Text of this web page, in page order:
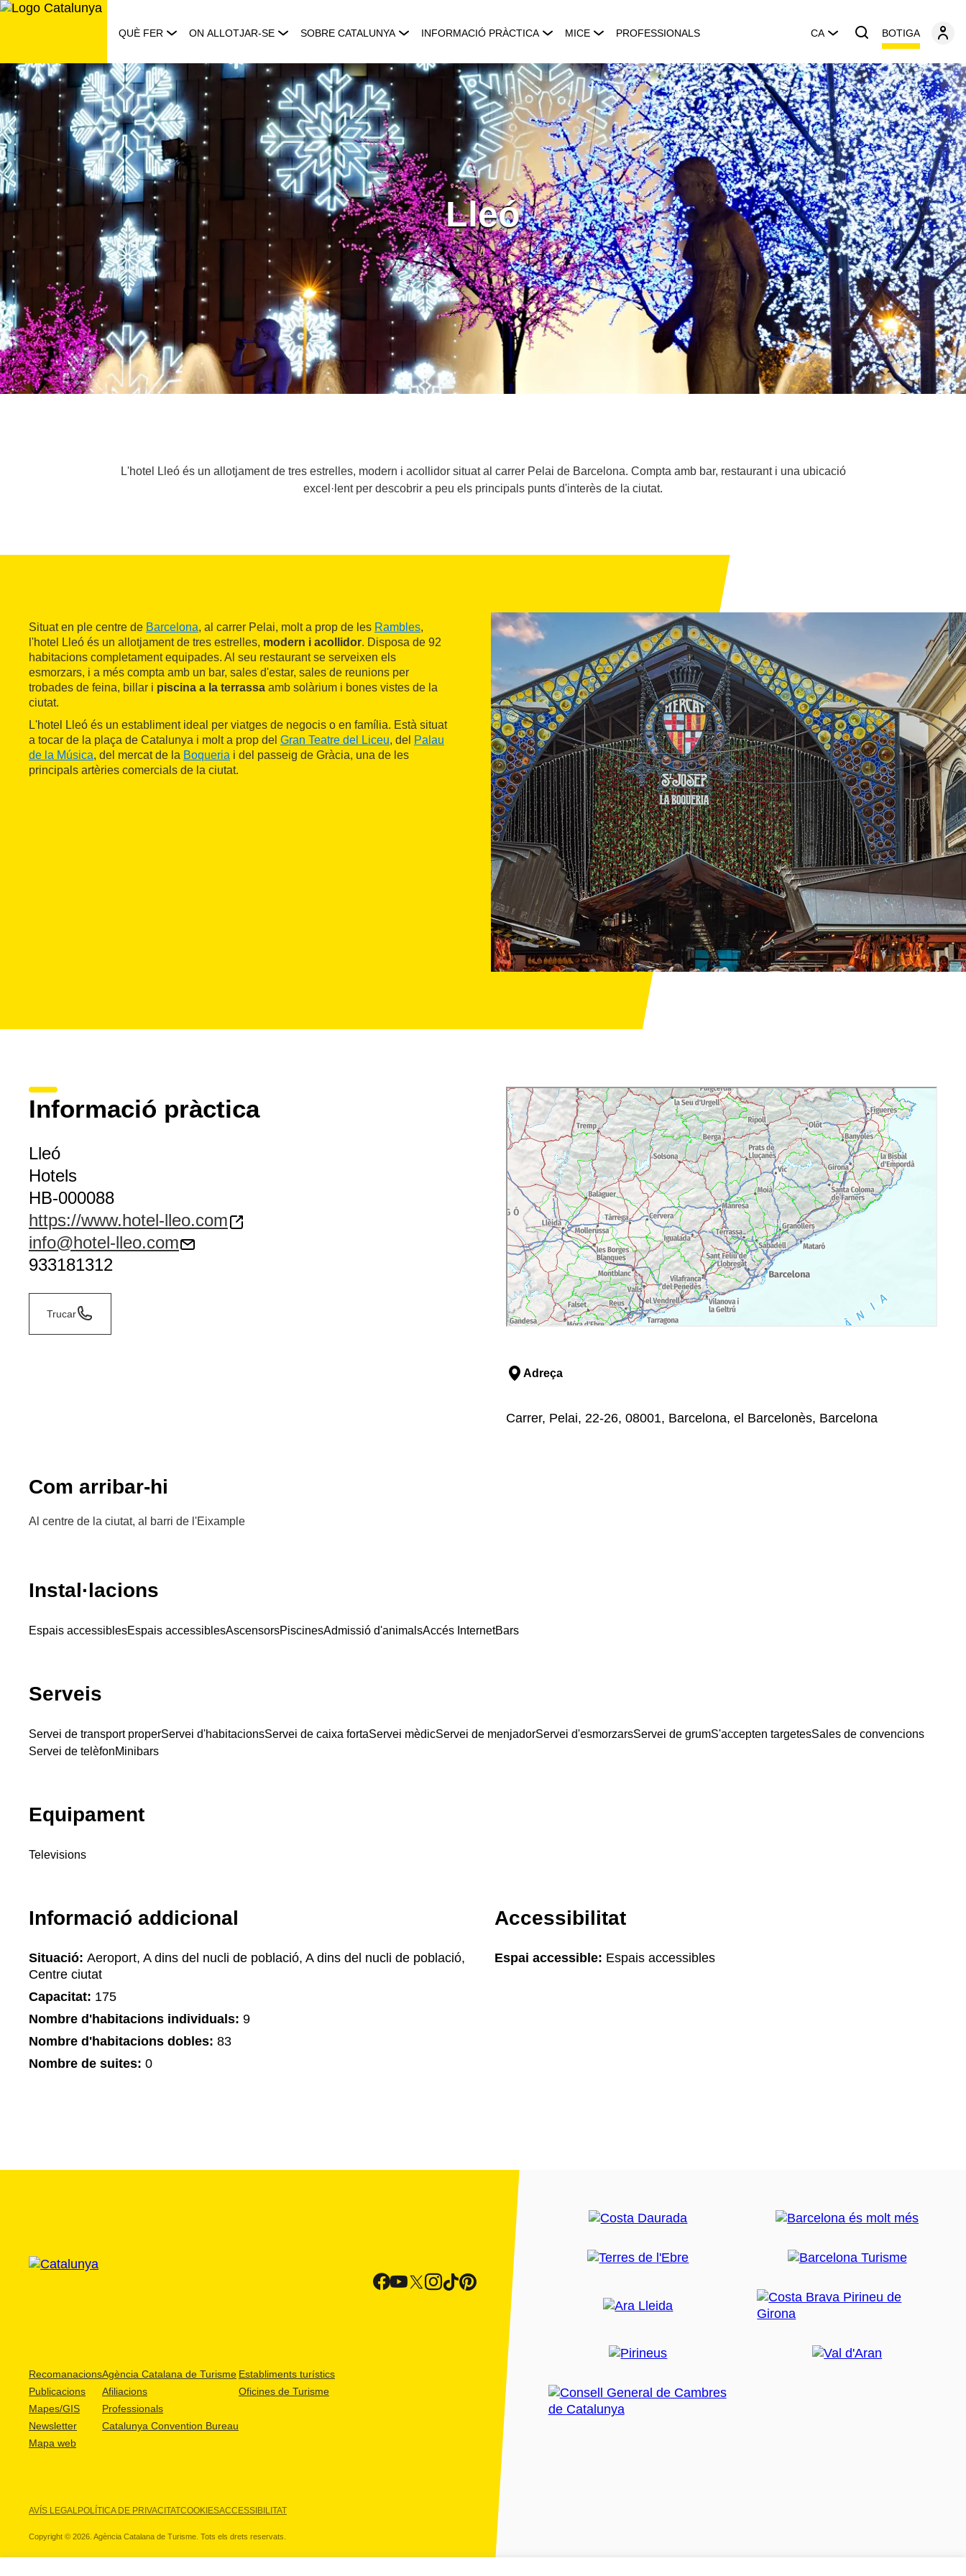
Saltar
QUÈ FER ON ALLOTJAR-SE SOBRE CATALUNYA INFORMACIÓ PRÀCTICA MICE PROFESSIONALS CA BOTIGA
Lleó
L'hotel Lleó és un allotjament de tres estrelles, modern i acollidor situat al carrer Pelai de Barcelona. Compta amb bar, restaurant i una ubicació
excel·lent per descobrir a peu els principals punts d'interès de la ciutat.
Situat en ple centre de Barcelona, al carrer Pelai, molt a prop de les Rambles,
l'hotel Lleó és un allotjament de tres estrelles, modern i acollidor. Disposa de 92
habitacions completament equipades. Al seu restaurant se serveixen els
esmorzars, i a més compta amb un bar, sales d'estar, sales de reunions per
trobades de feina, billar i piscina a la terrassa amb solàrium i bones vistes de la
ciutat.
L'hotel Lleó és un establiment ideal per viatges de negocis o en família. Està situat
a tocar de la plaça de Catalunya i molt a prop del Gran Teatre del Liceu, del Palau
de la Música, del mercat de la Boqueria i del passeig de Gràcia, una de les
principals artèries comercials de la ciutat.
Informació pràctica
Lleó
Hotels
HB-000088
https://www.hotel-lleo.com
info@hotel-lleo.com
933181312
Trucar
Adreça
Carrer, Pelai, 22-26, 08001, Barcelona, el Barcelonès, Barcelona
Com arribar-hi
Al centre de la ciutat, al barri de l'Eixample
Instal·lacions
Espais accessiblesEspais accessiblesAscensorsPiscinesAdmissió d'animalsAccés InternetBars
Serveis
Servei de transport properServei d'habitacionsServei de caixa fortaServei mèdicServei de menjadorServei d'esmorzarsServei de grumS'accepten targetesSales de convencions
Servei de telèfonMinibars
Equipament
Televisions
Informació addicional
Situació: Aeroport, A dins del nucli de població, A dins del nucli de població,
Centre ciutat
Capacitat: 175
Nombre d'habitacions individuals: 9
Nombre d'habitacions dobles: 83
Nombre de suites: 0
Accessibilitat
Espai accessible: Espais accessibles
Recomanacions
Publicacions
Mapes/GIS
Newsletter
Mapa web
Agència Catalana de Turisme
Afiliacions
Professionals
Catalunya Convention Bureau
Establiments turístics
Oficines de Turisme
AVÍS LEGALPOLÍTICA DE PRIVACITATCOOKIESACCESSIBILITAT
Copyright © 2026. Agència Catalana de Turisme. Tots els drets reservats.